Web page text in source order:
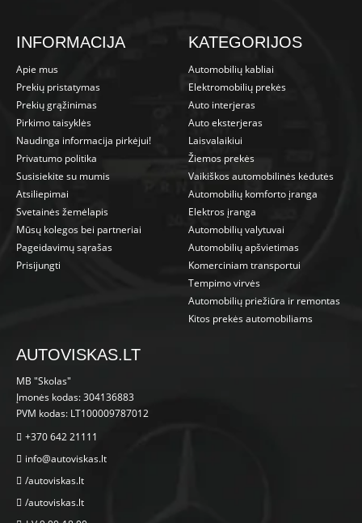
INFORMACIJA
Apie mus
Prekių pristatymas
Prekių grąžinimas
Pirkimo taisyklės
Naudinga informacija pirkėjui!
Privatumo politika
Susisiekite su mumis
Atsiliepimai
Svetainės žemėlapis
Mūsų kolegos bei partneriai
Pageidavimų sąrašas
Prisijungti
KATEGORIJOS
Automobilių kabliai
Elektromobilių prekės
Auto interjeras
Auto eksterjeras
Laisvalaikiui
Žiemos prekės
Vaikiškos automobilinės kėdutės
Automobilių komforto įranga
Elektros įranga
Automobilių valytuvai
Automobilių apšvietimas
Komerciniam transportui
Tempimo virvės
Automobilių priežiūra ir remontas
Kitos prekės automobiliams
AUTOVISKAS.LT
MB "Skolas"
Įmonės kodas: 304136883
PVM kodas: LT100009787012
+370 642 21111
info@autoviskas.lt
/autoviskas.lt
/autoviskas.lt